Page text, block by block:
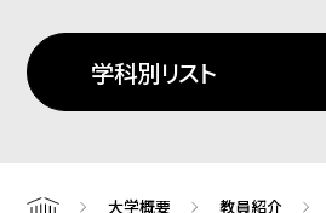
学科別リスト
大学概要 教員紹介